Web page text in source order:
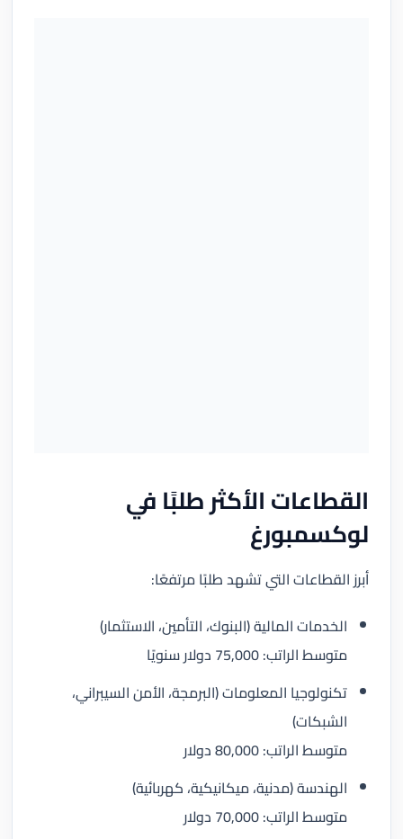
القطاعات الأكثر طلبًا في
لوكسمبورغ
أبرز القطاعات التي تشهد طلبًا مرتفعًا:
الخدمات المالية (البنوك، التأمين، الاستثمار)
متوسط الراتب: 75,000 دولار سنويًا
تكنولوجيا المعلومات (البرمجة، الأمن السيبراني،
الشبكات)
متوسط الراتب: 80,000 دولار
الهندسة (مدنية، ميكانيكية، كهربائية)
متوسط الراتب: 70,000 دولار